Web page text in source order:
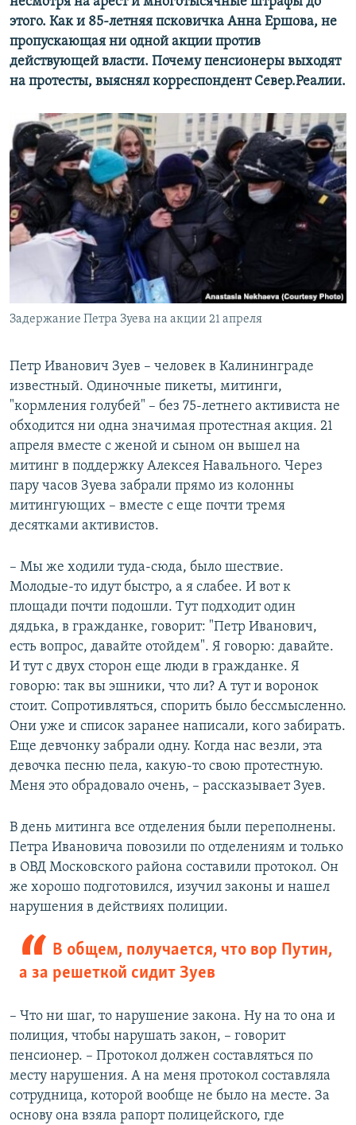
этого. Как и 85-летняя псковичка Анна Ершова, не
пропускающая ни одной акции против
действующей власти. Почему пенсионеры выходят
на протесты, выяснял корреспондент Север.Реалии.
Задержание Петра Зуева на акции 21 апреля
Петр Иванович Зуев – человек в Калининграде
известный. Одиночные пикеты, митинги,
"кормления голубей" – без 75-летнего активиста не
обходится ни одна значимая протестная акция. 21
апреля вместе с женой и сыном он вышел на
митинг в поддержку Алексея Навального. Через
пару часов Зуева забрали прямо из колонны
митингующих – вместе с еще почти тремя
десятками активистов.
– Мы же ходили туда-сюда, было шествие.
Молодые-то идут быстро, а я слабее. И вот к
площади почти подошли. Тут подходит один
дядька, в гражданке, говорит: "Петр Иванович,
есть вопрос, давайте отойдем". Я говорю: давайте.
И тут с двух сторон еще люди в гражданке. Я
говорю: так вы эшники, что ли? А тут и воронок
стоит. Сопротивляться, спорить было бессмысленно.
Они уже и список заранее написали, кого забирать.
Еще девчонку забрали одну. Когда нас везли, эта
девочка песню пела, какую-то свою протестную.
Меня это обрадовало очень, – рассказывает Зуев.
В день митинга все отделения были переполнены.
Петра Ивановича повозили по отделениям и только
в ОВД Московского района составили протокол. Он
же хорошо подготовился, изучил законы и нашел
нарушения в действиях полиции.
В общем, получается, что вор Путин,
а за решеткой сидит Зуев
– Что ни шаг, то нарушение закона. Ну на то она и
полиция, чтобы нарушать закон, – говорит
пенсионер. – Протокол должен составляться по
месту нарушения. А на меня протокол составляла
сотрудница, которой вообще не было на месте. За
основу она взяла рапорт полицейского, где